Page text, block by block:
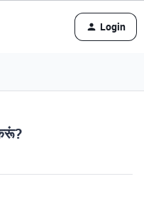
Login